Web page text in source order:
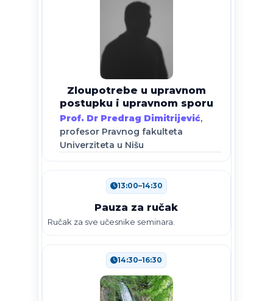
Zloupotrebe u upravnom
postupku i upravnom sporu
Prof. Dr Predrag Dimitrijević,
profesor Pravnog fakulteta
Univerziteta u Nišu
13:00–14:30
Pauza za ručak
Ručak za sve učesnike seminara.
14:30–16:30